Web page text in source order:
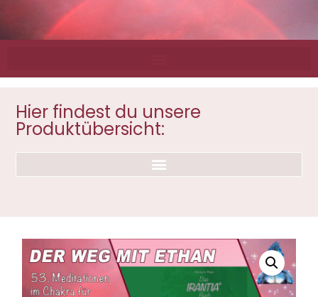
Hier findest du unsere
Produktübersicht: